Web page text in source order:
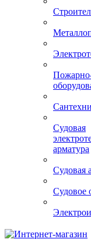
Судовая
арматура
Судовая
Судовое